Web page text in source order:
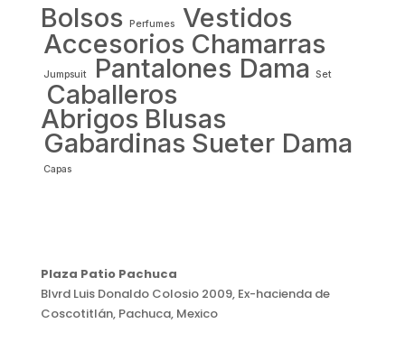
Bolsos Perfumes
Vestidos
Accesorios Chamarras
Jumpsuit Pantalones Dama Set
Caballeros
Abrigos Blusas
Gabardinas Sueter Dama
Capas
Plaza Patio Pachuca
Blvrd Luis Donaldo Colosio 2009, Ex-hacienda de
Coscotitlán, Pachuca, Mexico